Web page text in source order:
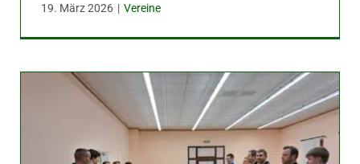
19. März 2026 | Vereine